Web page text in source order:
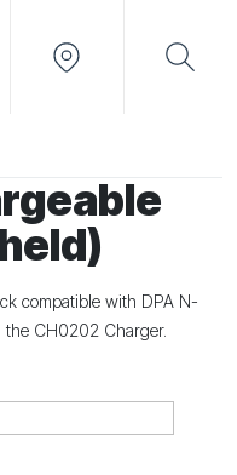
compatible with DPA N-
the CH0202 Charger.